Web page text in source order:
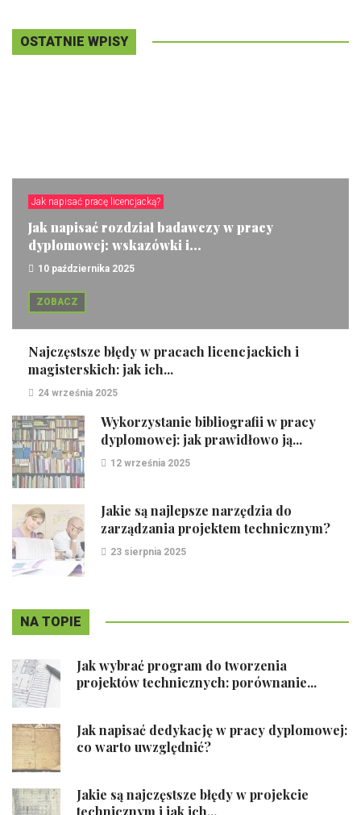
OSTATNIE WPISY
Jak napisać pracę licencjacką?
Jak napisać rozdział badawczy w pracy
dyplomowej: wskazówki i...
10 października 2025
ZOBACZ
Najczęstsze błędy w pracach licencjackich i
magisterskich: jak ich...
24 września 2025
Wykorzystanie bibliografii w pracy
dyplomowej: jak prawidłowo ją...
12 września 2025
Jakie są najlepsze narzędzia do
zarządzania projektem technicznym?
23 sierpnia 2025
NA TOPIE
Jak wybrać program do tworzenia
projektów technicznych: porównanie...
Jak napisać dedykację w pracy dyplomowej:
co warto uwzględnić?
Jakie są najczęstsze błędy w projekcie
technicznym i jak ich...